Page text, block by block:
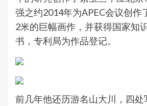
强之约2014年为APEC会议创作
2米的巨幅画作，并获得国家知
书，专利局为作品登记。
前几年他还历游名山大川，四